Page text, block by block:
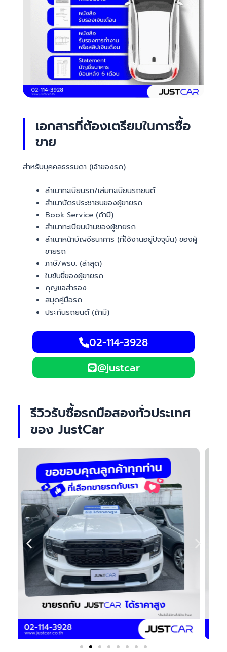
เอกสารที่ต้องเตรียมในการซื้อ
ขาย
สำหรับบุคคลธรรมดา (เจ้าของรถ)
สำเนาทะเบียนรถ/เล่มทะเบียนรถยนต์
สำเนาบัตรประชาชนของผู้ขายรถ
Book Service (ถ้ามี)
สำเนาทะเบียนบ้านของผู้ขายรถ
สำเนาหน้าบัญชีธนาคาร (ที่ใช้งานอยู่ปัจจุบัน) ของผู้
ขายรถ
ภาษี/พรบ. (ล่าสุด)
ใบขับขี่ของผู้ขายรถ
กุญแจสำรอง
สมุดคู่มือรถ
ประกันรถยนต์ (ถ้ามี)
02-114-3928
@justcar
รีวิวรับซื้อรถมือสองทั่วประเทศ
ของ JustCar